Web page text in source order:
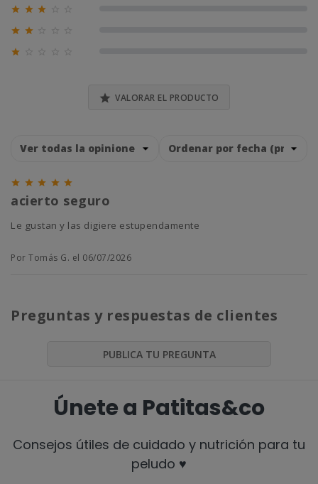
  
 

 VALORAR EL PRODUCTO
    
acierto seguro
Le gustan y las digiere estupendamente
Por Tomás G. el 06/07/2026
Preguntas y respuestas de clientes
PUBLICA TU PREGUNTA
Únete a Patitas&co
Consejos útiles de cuidado y nutrición para tu
peludo ♥️